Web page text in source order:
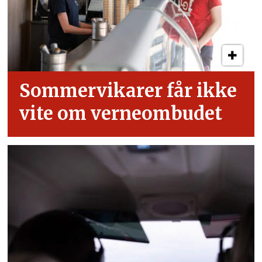
Sommervikarer får ikke
vite om verneombudet